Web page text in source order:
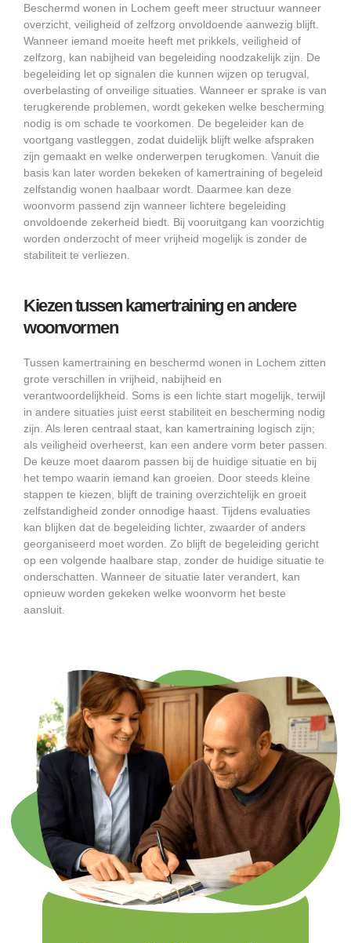
Beschermd wonen in Lochem geeft meer structuur wanneer
overzicht, veiligheid of zelfzorg onvoldoende aanwezig blijft.
Wanneer iemand moeite heeft met prikkels, veiligheid of
zelfzorg, kan nabijheid van begeleiding noodzakelijk zijn. De
begeleiding let op signalen die kunnen wijzen op terugval,
overbelasting of onveilige situaties. Wanneer er sprake is van
terugkerende problemen, wordt gekeken welke bescherming
nodig is om schade te voorkomen. De begeleider kan de
voortgang vastleggen, zodat duidelijk blijft welke afspraken
zijn gemaakt en welke onderwerpen terugkomen. Vanuit die
basis kan later worden bekeken of kamertraining of begeleid
zelfstandig wonen haalbaar wordt. Daarmee kan deze
woonvorm passend zijn wanneer lichtere begeleiding
onvoldoende zekerheid biedt. Bij vooruitgang kan voorzichtig
worden onderzocht of meer vrijheid mogelijk is zonder de
stabiliteit te verliezen.
Kiezen tussen kamertraining en andere
woonvormen
Tussen kamertraining en beschermd wonen in Lochem zitten
grote verschillen in vrijheid, nabijheid en
verantwoordelijkheid. Soms is een lichte start mogelijk, terwijl
in andere situaties juist eerst stabiliteit en bescherming nodig
zijn. Als leren centraal staat, kan kamertraining logisch zijn;
als veiligheid overheerst, kan een andere vorm beter passen.
De keuze moet daarom passen bij de huidige situatie en bij
het tempo waarin iemand kan groeien. Door steeds kleine
stappen te kiezen, blijft de training overzichtelijk en groeit
zelfstandigheid zonder onnodige haast. Tijdens evaluaties
kan blijken dat de begeleiding lichter, zwaarder of anders
georganiseerd moet worden. Zo blijft de begeleiding gericht
op een volgende haalbare stap, zonder de huidige situatie te
onderschatten. Wanneer de situatie later verandert, kan
opnieuw worden gekeken welke woonvorm het beste
aansluit.